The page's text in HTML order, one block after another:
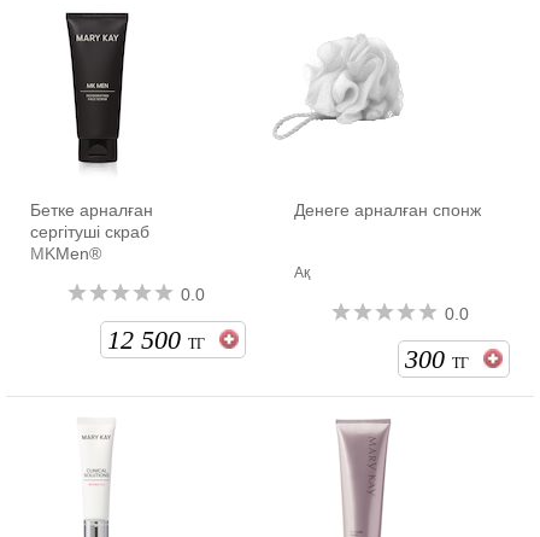
Бетке арналған
сергітуші скраб
MKMen®
0.0
12 500 ТГ
Денеге арналған спонж
Ақ
0.0
300 ТГ